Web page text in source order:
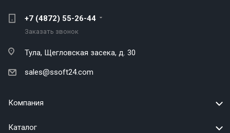
+7 (4872) 55-26-44
Заказать звонок
Тула, Щегловская засека, д. 30
sales@ssoft24.com
Компания
Каталог